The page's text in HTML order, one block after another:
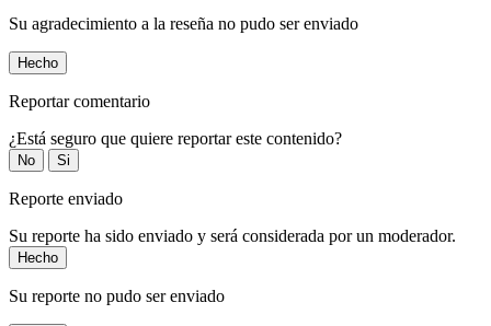
Su agradecimiento a la reseña no pudo ser enviado
Hecho
Reportar comentario
¿Está seguro que quiere reportar este contenido?
No Si
Reporte enviado
Su reporte ha sido enviado y será considerada por un moderador.
Hecho
Su reporte no pudo ser enviado